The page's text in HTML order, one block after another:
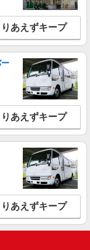
定に基づき交通費支
）
細を見る
定に基づき交通費支
ウェイ駅）
細を見る
りあえずキープ
りあえずキープ
りあえずキープ